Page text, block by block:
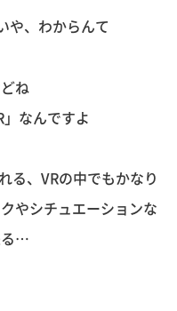
、わからんて
ね
なんですよ
、VRの中でもかなり
やシチュエーションな
る…